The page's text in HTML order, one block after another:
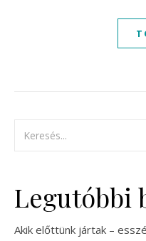
Legutóbbi
Akik előttünk jártak –